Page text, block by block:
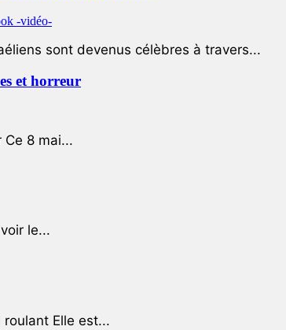
sont devenus célèbres à travers...
et horreur
8 mai...
le...
Elle est...